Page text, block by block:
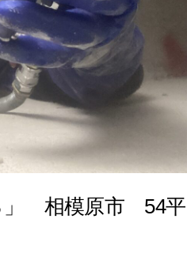
」 相模原市 54平